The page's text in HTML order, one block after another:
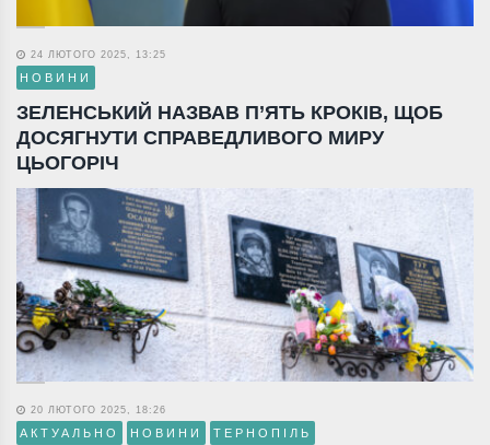
24 ЛЮТОГО 2025, 13:25
НОВИНИ
ЗЕЛЕНСЬКИЙ НАЗВАВ П’ЯТЬ КРОКІВ, ЩОБ
ДОСЯГНУТИ СПРАВЕДЛИВОГО МИРУ
ЦЬОГОРІЧ
20 ЛЮТОГО 2025, 18:26
АКТУАЛЬНО НОВИНИ ТЕРНОПІЛЬ